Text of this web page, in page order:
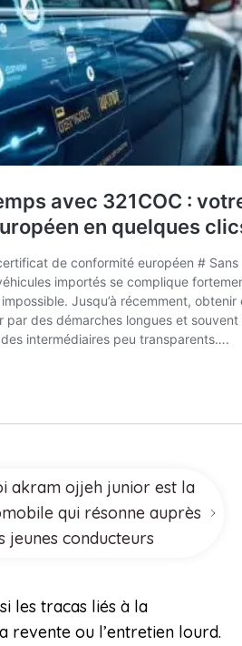
akram ojjeh junior est la
qui résonne auprès
jeunes conducteurs
les tracas liés à la
revente ou l’entretien lourd.